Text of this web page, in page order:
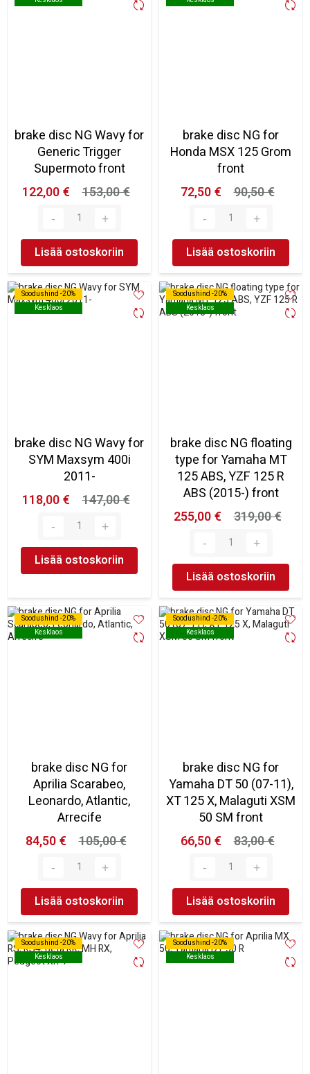
brake disc NG Wavy for
Generic Trigger
Supermoto front
122,00 €
153,00 €
Lisää ostoskoriin
brake disc NG for
Honda MSX 125 Grom
front
72,50 €
90,50 €
Lisää ostoskoriin
Soodushind -20%
Kesklaos
Soodushind -20%
Kesklaos
brake disc NG Wavy for
SYM Maxsym 400i
2011-
118,00 €
147,00 €
Lisää ostoskoriin
Soodushind -20%
Kesklaos
Soodushind -20%
Kesklaos
brake disc NG floating
type for Yamaha MT
125 ABS, YZF 125 R
ABS (2015-) front
255,00 €
319,00 €
Lisää ostoskoriin
Soodushind -20%
Kesklaos
Soodushind -20%
Kesklaos
brake disc NG for
Aprilia Scarabeo,
Leonardo, Atlantic,
Arrecife
84,50 €
105,00 €
Lisää ostoskoriin
Soodushind -20%
Kesklaos
Soodushind -20%
Kesklaos
brake disc NG for
Yamaha DT 50 (07-11),
XT 125 X, Malaguti XSM
50 SM front
66,50 €
83,00 €
Lisää ostoskoriin
Soodushind -20%
Kesklaos
Soodushind -20%
Kesklaos
Soodushind -20%
Kesklaos
Soodushind -20%
Kesklaos